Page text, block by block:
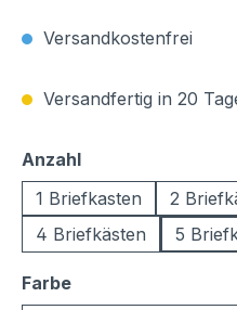
Versandkostenfrei
Versandfertig in 20
Anzahlauswählen
1 Briefkasten
2
4 Briefkästen
5
Farbeauswählen